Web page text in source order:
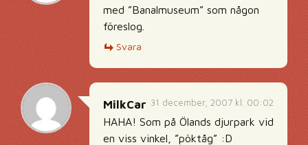
med ”Banalmuseum” som någon
föreslog.
Svara
31 december, 2007 kl. 00:02
MilkCar
HAHA! Som på Ölands djurpark vid
en viss vinkel, ”pöktåg” :D